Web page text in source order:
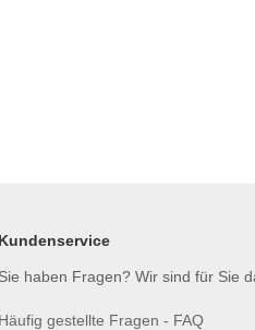
Kundenservice
Sie haben Fragen? Wir sind für Sie
Häufig gestellte Fragen - FAQ